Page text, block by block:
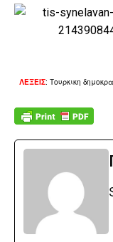
ΛΕΞΕΙΣ: Τουρκικη